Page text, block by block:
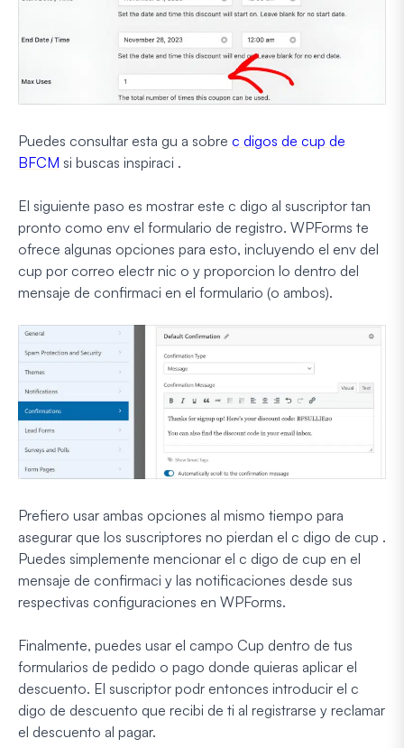
Puedes consultar esta gu a sobre c digos de cup de
BFCM si buscas inspiraci .
El siguiente paso es mostrar este c digo al suscriptor tan
pronto como env el formulario de registro. WPForms te
ofrece algunas opciones para esto, incluyendo el env del
cup por correo electr nic o y proporcion lo dentro del
mensaje de confirmaci en el formulario (o ambos).
Prefiero usar ambas opciones al mismo tiempo para
asegurar que los suscriptores no pierdan el c digo de cup .
Puedes simplemente mencionar el c digo de cup en el
mensaje de confirmaci y las notificaciones desde sus
respectivas configuraciones en WPForms.
Finalmente, puedes usar el campo Cup dentro de tus
formularios de pedido o pago donde quieras aplicar el
descuento. El suscriptor podr entonces introducir el c
digo de descuento que recibi de ti al registrarse y reclamar
el descuento al pagar.